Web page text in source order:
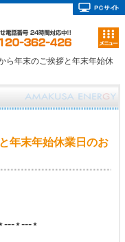
ら年末のご挨拶と年末年始休
年末年始休業日のお